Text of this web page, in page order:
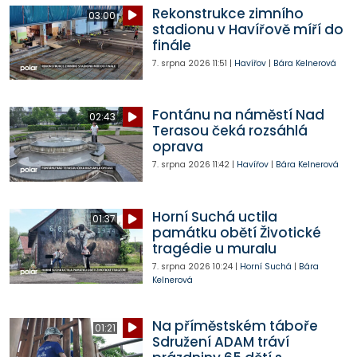
03:00
Rekonstrukce zimního
stadionu v Havířově míří do
finále
7. srpna 2026 11:51 | Havířov| Bára Kelnerová
02:43
Fontánu na náměstí Nad
Terasou čeká rozsáhlá
oprava
7. srpna 2026 11:42| Havířov| Bára Kelnerová
01:37
Horní Suchá uctila
památku obětí Životické
tragédie u muralu
7. srpna 2026 10:24| Horní Suchá | Bára
Kelnerová
01:21
Na příměstském táboře
Sdružení ADAM tráví